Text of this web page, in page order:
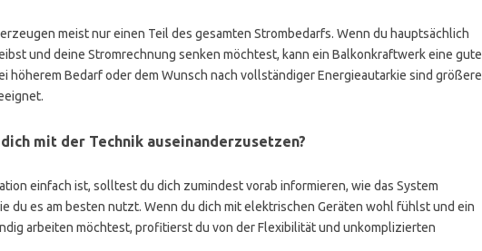
meist nur einen Teil des gesamten Strombedarfs. Wenn du hauptsächlich
und deine Stromrechnung senken möchtest, kann ein Balkonkraftwerk eine gute
höherem Bedarf oder dem Wunsch nach vollständiger Energieautarkie sind größere
mit der Technik auseinanderzusetzen?
einfach ist, solltest du dich zumindest vorab informieren, wie das System
du es am besten nutzt. Wenn du dich mit elektrischen Geräten wohl fühlst und ein
arbeiten möchtest, profitierst du von der Flexibilität und unkomplizierten